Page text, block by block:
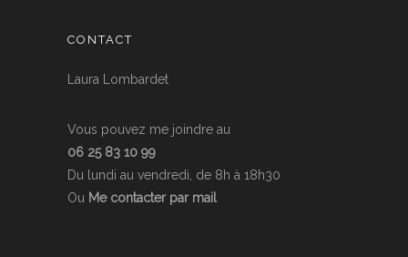
CONTACT
Laura Lombardet
Vous pouvez me joindre au
06 25 83 10 99
Du lundi au vendredi, de 8h à 18h30
Ou Me contacter par mail